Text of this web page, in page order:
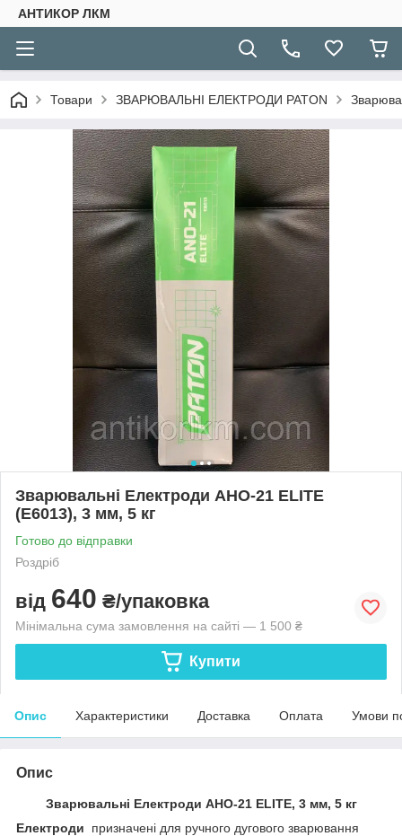
АНТИКОР ЛКМ
Товари ЗВАРЮВАЛЬНІ ЕЛЕКТРОДИ PATON
Зварювальні Електроди АНО-21 ЕLІТE
(E6013), 3 мм, 5 кг
Готово до відправки
Роздріб
від 640 ₴/упаковка
Мінімальна сума замовлення на сайті — 1 500 ₴
Купити
Опис Характеристики Доставка Оплата Умови
Опис
Зварювальні Електроди АНО-21 ЕLІТE, 3 мм, 5 кг
Електроди
призначені для ручного дугового зварювання